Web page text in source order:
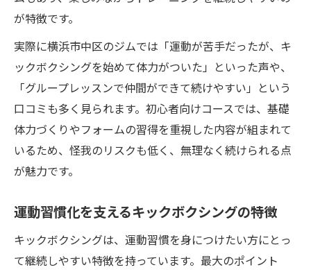
が特徴です。
実際に横浜市中区のジムでは「運動が苦手だったが、キ
ックボクシングを始めて体力がついた」といった声や、
「グループレッスンで仲間ができて続けやすい」という
口コミも多く見られます。初心者向けコースでは、基礎
体力づくりやフォームの習得を重視した内容が組まれて
いるため、怪我のリスクも低く、無理なく続けられる点
が魅力です。
運動習慣化を支えるキックボクシングの特徴
キックボクシングは、運動習慣を身につけたい方にとっ
て継続しやすい特徴を持っています。最大のポイント